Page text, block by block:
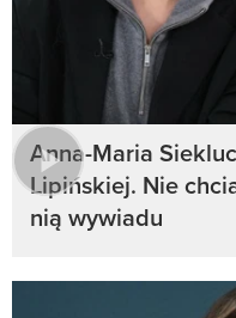
Anna-Maria
Lipińskiej. Nie
nią wywiadu